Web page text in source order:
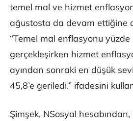
temel mal ve hizmet
ağustosta da devam ettiğine
“Temel mal enflasyonu yüzde
gerçekleşirken hizmet
ayından sonraki en düşük
45,8’e geriledi.” ifadesini
Şimşek, NSosyal hesabından,